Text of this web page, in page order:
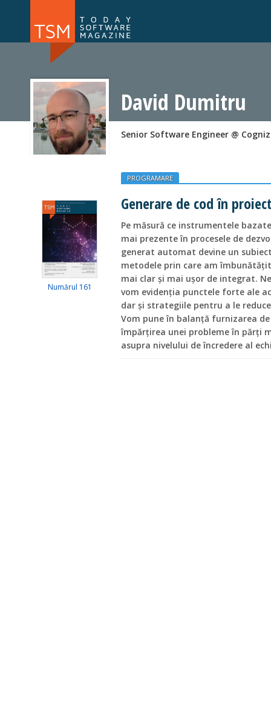
NOU
David Dumitru
Senior Software Engineer @
Numărul 161
PROGRAMARE
Generare de cod în
Pe măsură ce instrumentele
mai prezente în procesele de
generat automat devine un
metodele prin care am
mai clar și mai ușor de integrat.
vom evidenția punctele forte ale
dar și strategiile pentru a le
Vom pune în balanță furnizarea
împărțirea unei probleme în părți
asupra nivelului de încredere al